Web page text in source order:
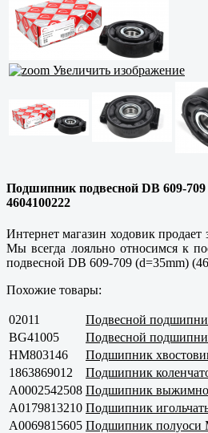
Увеличить изображение
Подшипник подвесной DB 609-709
4604100222
Интернет магазин ходовик
Мы всегда лояльно относимся к
подвесной DB 609-709 (d=35mm)
Похожие товары:
02011 Подвесной
BG41005
Подвесной
HM803146
Подшипник
1863869012
Подшипник
A0002542508 Подшипник
A0179813210 Подшипник
A0069815605 Подшипник полуоси